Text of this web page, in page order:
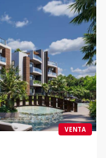
VENTA